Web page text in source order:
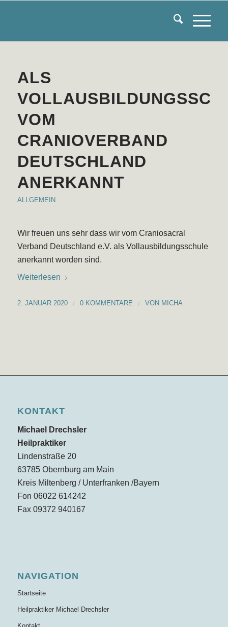
ALS
VOM
CRANIOVERBAND
DEUTSCHLAND
ANERKANNT
ALLGEMEIN
Wir freuen uns sehr dass wir vom Craniosacral
Verband Deutschland e.V. als Vollausbildungsschule
anerkannt worden sind.
Weiterlesen
2. JANUAR 2020 / 0 KOMMENTARE / VON MICHA
KONTAKT
Michael Drechsler
Heilpraktiker
Lindenstraße 20
63785 Obernburg am Main
Kreis Miltenberg / Unterfranken /Bayern
Fon 06022 614242
Fax 09372 940167
NAVIGATION
Startseite
Heilpraktiker Michael Drechsler